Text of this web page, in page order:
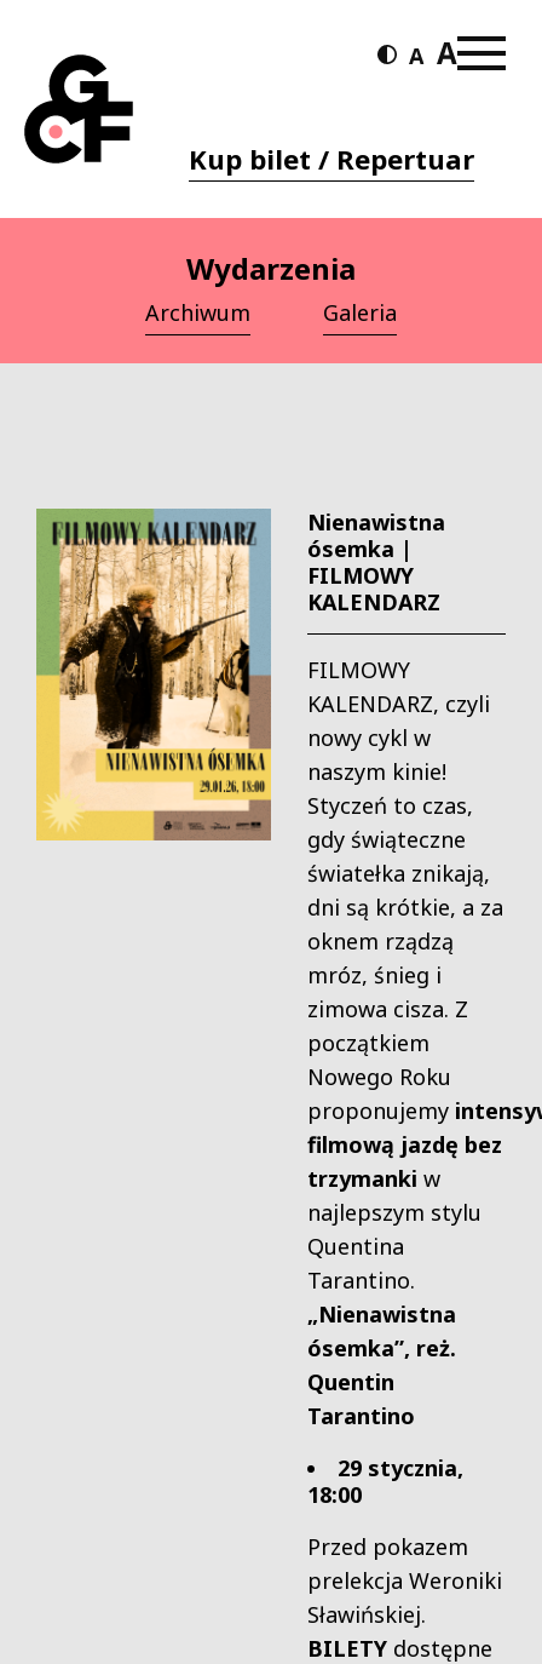
Kup bilet / Repertuar
Wydarzenia
Archiwum Galeria
Nienawistna
ósemka |
FILMOWY
KALENDARZ
FILMOWY
KALENDARZ, czyli
nowy cykl w
naszym kinie!
Styczeń to czas,
gdy świąteczne
światełka znikają,
dni są krótkie, a za
oknem rządzą
mróz, śnieg i
zimowa cisza. Z
początkiem
Nowego Roku
proponujemy
filmową jazdę bez
trzymanki w
najlepszym stylu
Quentina
Tarantino.
„Nienawistna
ósemka”, reż.
Quentin
Tarantino
29 stycznia,
18:00
Przed pokazem
prelekcja Weroniki
Sławińskiej.
BILETY dostępne